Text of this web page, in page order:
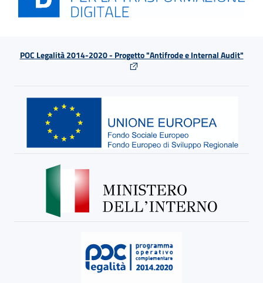
POC Legalità 2014-2020 - Progetto "Antifrode e Internal Audit"